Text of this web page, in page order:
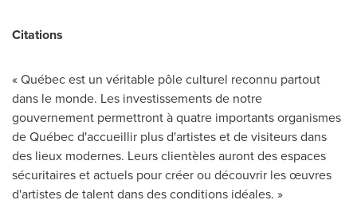
Citations
« Québec est un véritable pôle culturel reconnu partout
dans le monde. Les investissements de notre
gouvernement permettront à quatre importants organismes
de Québec d'accueillir plus d'artistes et de visiteurs dans
des lieux modernes. Leurs clientèles auront des espaces
sécuritaires et actuels pour créer ou découvrir les œuvres
d'artistes de talent dans des conditions idéales. »